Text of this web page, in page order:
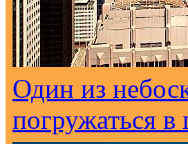
Один из
погружаться в